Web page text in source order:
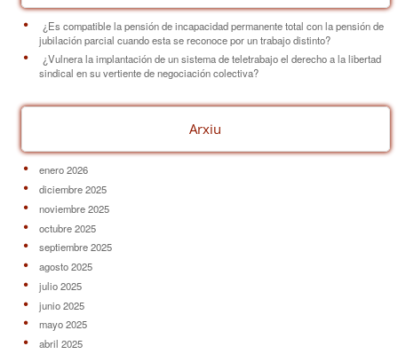
¿Es compatible la pensión de incapacidad permanente total con la pensión de
jubilación parcial cuando esta se reconoce por un trabajo distinto?
¿Vulnera la implantación de un sistema de teletrabajo el derecho a la libertad
sindical en su vertiente de negociación colectiva?
Arxiu
enero 2026
diciembre 2025
noviembre 2025
octubre 2025
septiembre 2025
agosto 2025
julio 2025
junio 2025
mayo 2025
abril 2025